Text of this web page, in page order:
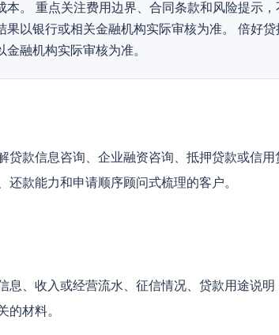
本。 重点关注费用边界、合同条款和风险提示
果以银行或相关金融机构实际审核为准。 倍好
金融机构实际审核为准。
贷款信息咨询、企业融资咨询、抵押贷款或信
还款能力和申请顺序顾问式梳理的客户。
息、收入或经营流水、征信情况、贷款用途说
的材料。